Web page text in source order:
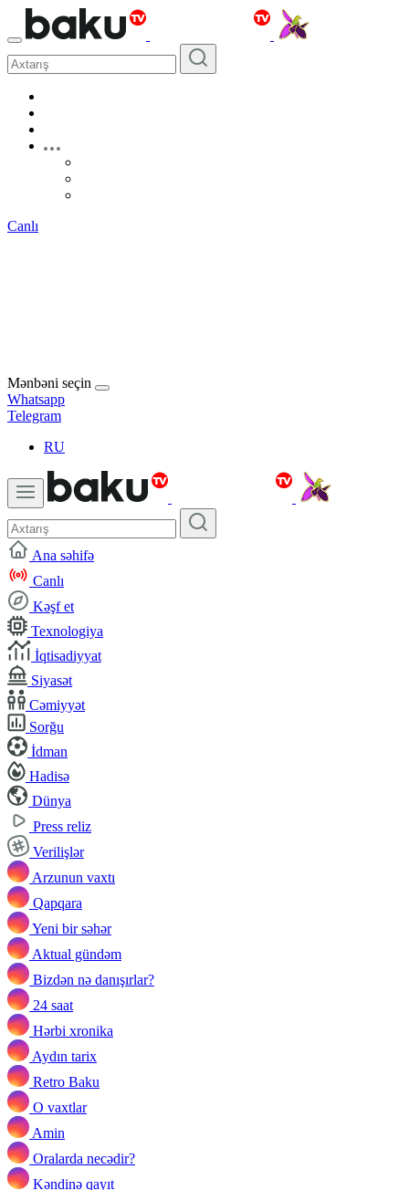
Canlı
Mənbəni seçin
Whatsapp
Telegram
RU
Ana səhifə
Canlı
Kəşf et
Texnologiya
İqtisadiyyat
Siyasət
Cəmiyyət
Sorğu
İdman
Hadisə
Dünya
Press reliz
Verilişlər
Arzunun vaxtı
Qapqara
Yeni bir səhər
Aktual gündəm
Bizdən nə danışırlar?
24 saat
Hərbi xronika
Aydın tarix
Retro Baku
O vaxtlar
Amin
Oralarda necədir?
Kəndinə qayıt